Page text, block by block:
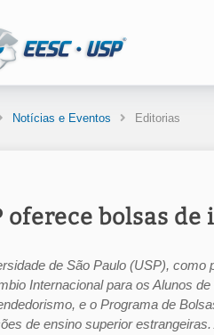
Notícias e Eventos Editorias
oferece bolsas
de São Paulo (USP), como
Internacional para os Alunos
e o Programa de
de ensino superior